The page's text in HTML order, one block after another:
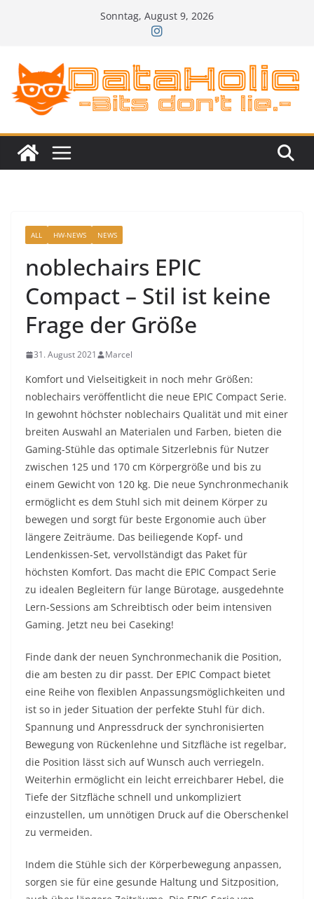
Sonntag, August 9, 2026
ALL HW-NEWS NEWS
noblechairs EPIC
Compact – Stil ist keine
Frage der Größe
31. August 2021 Marcel
Komfort und Vielseitigkeit in noch mehr Größen:
noblechairs veröffentlicht die neue EPIC Compact Serie.
In gewohnt höchster noblechairs Qualität und mit einer
breiten Auswahl an Materialen und Farben, bieten die
Gaming-Stühle das optimale Sitzerlebnis für Nutzer
zwischen 125 und 170 cm Körpergröße und bis zu
einem Gewicht von 120 kg. Die neue Synchronmechanik
ermöglicht es dem Stuhl sich mit deinem Körper zu
bewegen und sorgt für beste Ergonomie auch über
längere Zeiträume. Das beiliegende Kopf- und
Lendenkissen-Set, vervollständigt das Paket für
höchsten Komfort. Das macht die EPIC Compact Serie
zu idealen Begleitern für lange Bürotage, ausgedehnte
Lern-Sessions am Schreibtisch oder beim intensiven
Gaming. Jetzt neu bei Caseking!
Finde dank der neuen Synchronmechanik die Position,
die am besten zu dir passt. Der EPIC Compact bietet
eine Reihe von flexiblen Anpassungsmöglichkeiten und
ist so in jeder Situation der perfekte Stuhl für dich.
Spannung und Anpressdruck der synchronisierten
Bewegung von Rückenlehne und Sitzfläche ist regelbar,
die Position lässt sich auf Wunsch auch verriegeln.
Weiterhin ermöglicht ein leicht erreichbarer Hebel, die
Tiefe der Sitzfläche schnell und unkompliziert
einzustellen, um unnötigen Druck auf die Oberschenkel
zu vermeiden.
Indem die Stühle sich der Körperbewegung anpassen,
sorgen sie für eine gesunde Haltung und Sitzposition,